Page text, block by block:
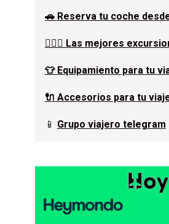
🚗 Reserva tu coche
🚶🏿‍♂️ Las mejores
👕 Equipamiento para tu
🔌 Accesorios para tu
📱 Grupo viajero telegram